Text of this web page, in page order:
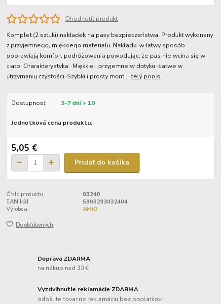
Ohodnotiť produkt
Komplet (2 sztuki) nakładek na pasy bezpieczeństwa. Produkt wykonany
z przyjemnego, miękkiego materiału. Nakładki w łatwy sposób
poprawiają komfort podróżowania powodując, że pas nie wcina się w
ciało. Charakterystyka: ·Miękkie i przyjemne w dotyku ·Łatwe w
utrzymaniu czystości ·Szybki i prosty mont... celý popis
Dostupnosť 3-7 dní > 10
Jednotková cena produktu:
5,05 €
Pridať do košíka
Číslo produktu:
03240
EAN kód:
5903293032404
Výrobca:
AMiO
Do obľúbených
Doprava ZDARMA
na nákup nad 30 €
Vyzdvihnutie reklamácie ZDARMA
odošlite tovar na reklamáciu bez poplatkov!